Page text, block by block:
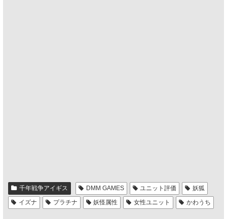
千年戦争アイギス DMM GAMES ユニット評価
妖狐
イズナ
プラチナ 妖怪属性 女性ユニット かわうち